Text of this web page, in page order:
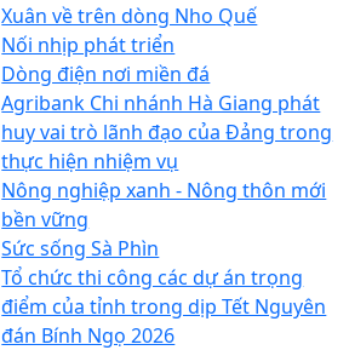
Xuân về trên dòng Nho Quế
Nối nhịp phát triển
Dòng điện nơi miền đá
Agribank Chi nhánh Hà Giang phát
huy vai trò lãnh đạo của Đảng trong
thực hiện nhiệm vụ
Nông nghiệp xanh - Nông thôn mới
bền vững
Sức sống Sà Phìn
Tổ chức thi công các dự án trọng
điểm của tỉnh trong dịp Tết Nguyên
đán Bính Ngọ 2026